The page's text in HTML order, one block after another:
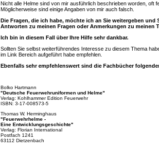
Nicht alle Helme sind von mir ausführlich beschrieben worden, oft
Möglicherweise sind einige Angaben von mir auch falsch.
Die Fragen, die ich habe, möchte ich an Sie weitergeben
Antworten zu meinen Fragen oder Anmerkungen zu meinen
Ich bin in diesem Fall über Ihre Hilfe sehr dankbar.
Sollten Sie selbst weiterführendes Interesse zu diesem Thema
im Link Bereich aufgeführt habe empfehlen.
Ebenfalls sehr empfehlenswert sind die Fachbücher
Bolko Hartmann
"Deutsche Feuerwehruniformen und Helme"
Verlag: Kohlhammer Edition Feuerwehr
ISBN: 3-17-008573-5
Thomas W. Herminghaus
"Feuerwehrhelme -
Eine Entwicklungsgeschichte"
Verlag: Florian International
Postfach 1241
63112 Dietzenbach